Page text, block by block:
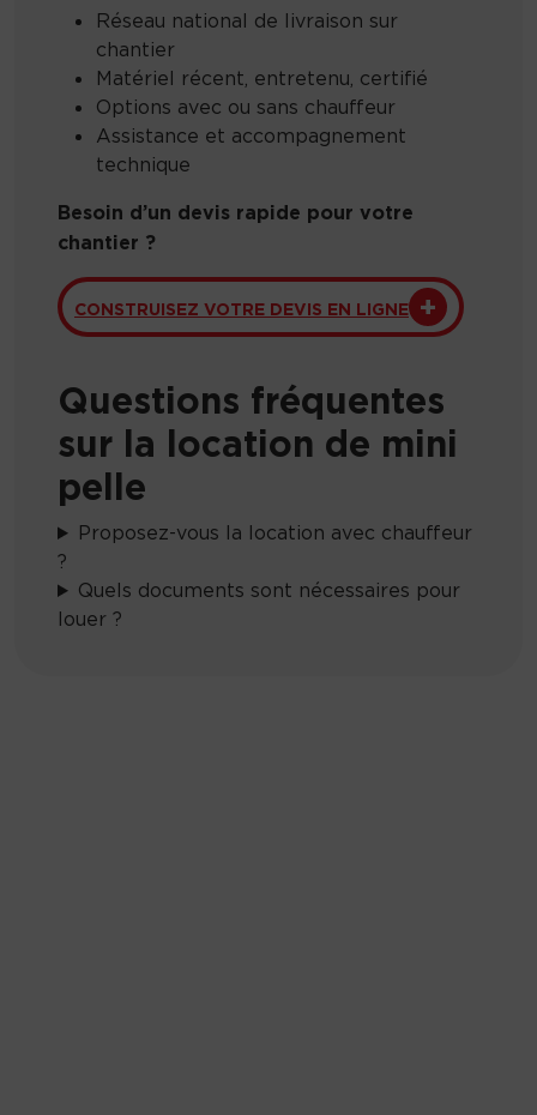
Réseau national de livraison sur
chantier
Matériel récent, entretenu, certifié
Options avec ou sans chauffeur
Assistance et accompagnement
technique
Besoin d’un devis rapide pour votre
chantier ?
CONSTRUISEZ VOTRE DEVIS EN LIGNE
Questions fréquentes
sur la location de mini
pelle
Proposez-vous la location avec chauffeur
?
Quels documents sont nécessaires pour
louer ?